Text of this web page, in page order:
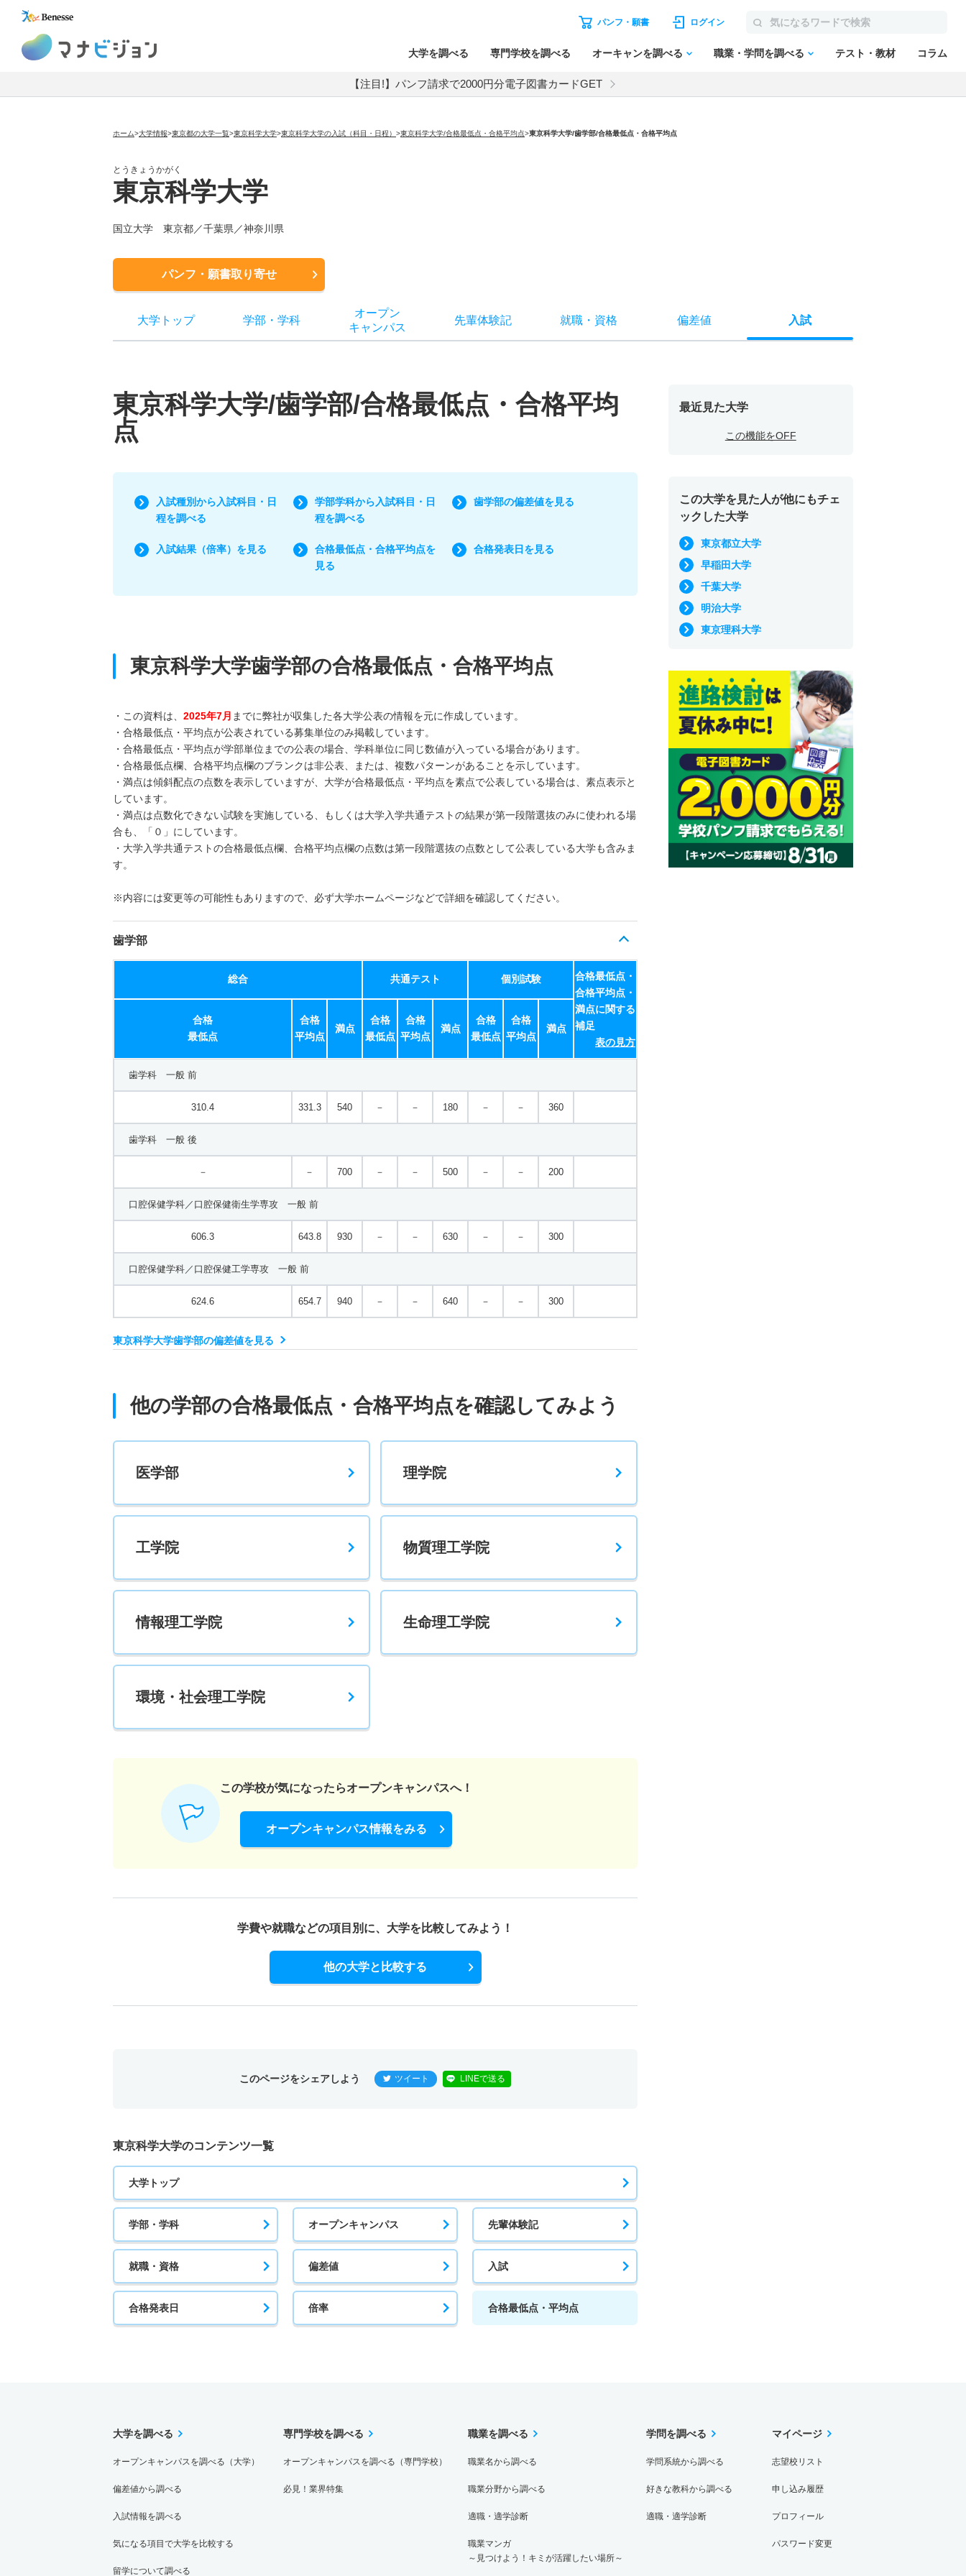
パンフ・願書 ログイン
大学を調べる 専門学校を調べる オーキャンを調べる 職業・学問を調べる テスト・教材 コラム
【注目!】パンフ請求で2000円分電子図書カードGET
ホーム>大学情報>東京都の大学一覧>東京科学大学>東京科学大学の入試（科目・日程） >東京科学大学/合格最低点・合格平均点>東京科学大学/歯学部/合格最低点・合格平均点
とうきょうかがく
東京科学大学
国立大学 東京都／千葉県／神奈川県
パンフ・願書取り寄せ
大学トップ 学部 ・ 学科
オープン
キャンパス
先輩体験記 就職・ 資格 偏差値 入試
東京科学大学/歯学部/合格最低点・合格平均
点
入試種別から入試科目・日
程を調べる
学部学科から入試科目・日
程を調べる
歯学部の偏差値を見る
入試結果（倍率）を見る
合格最低点・合格平均点を
見る
合格発表日を見る
東京科学大学歯学部の合格最低点・合格平均点
・この資料は、 2025年7月 までに弊社が収集した各大学公表の情報を元に作成しています。
・合格最低点・平均点が公表されている募集単位のみ掲載しています。
・合格最低点・平均点が学部単位までの公表の場合、学科単位に同じ数値が入っている場合があります。
・合格最低点欄、合格平均点欄のブランクは非公表、または、複数パターンがあることを示しています。
・満点は傾斜配点の点数を表示していますが、大学が合格最低点・平均点を素点で公表している場合は、素点表示と
しています。
・満点は点数化できない試験を実施している、もしくは大学入学共通テストの結果が第一段階選抜のみに使われる場
合も、「０」にしています。
・大学入学共通テストの合格最低点欄、合格平均点欄の点数は第一段階選抜の点数として公表している大学も含みま
す。
※内容には変更等の可能性もありますので、必ず大学ホームページなどで詳細を確認してください。
歯学部
総合 共通テスト 個別試験
合格最低点・
合格平均点・
満点に関する
補足
表の見方
合格
最低点
合格
平均点
満点
合格
最低点
合格
平均点
満点
合格
最低点
合格
平均点
満点
歯学科 一般 前
310.4 331.3 540 － － 180 － － 360
歯学科 一般 後
－ － 700 － － 500 － － 200
口腔保健学科／口腔保健衛生学専攻 一般 前
606.3 643.8 930 － － 630 － － 300
口腔保健学科／口腔保健工学専攻 一般 前
624.6 654.7 940 － － 640 － － 300
東京科学大学歯学部の偏差値を見る
他の学部の合格最低点・合格平均点を確認してみよう
医学部 理学院
工学院 物質理工学院
情報理工学院 生命理工学院
環境・社会理工学院
この学校が気になったらオープンキャンパスへ！
オープンキャンパス情報をみる
学費や就職などの項目別に、 大学を比較してみよう！
他の大学と比較する
このページをシェアしよう ツイート LINEで送る
東京科学大学のコンテンツ一覧
大学トップ
学部・学科 オープンキャンパス 先輩体験記
就職・資格 偏差値 入試
合格発表日 倍率 合格最低点・平均点
最近見た大学
この機能をOFF
この大学を見た人が他にもチェ
ックした大学
東京都立大学
早稲田大学
千葉大学
明治大学
東京理科大学
大学を調べる
オープンキャンパスを調べる（大学）
偏差値から調べる
入試情報を調べる
気になる項目で大学を比較する
留学について調べる
専門学校を調べる
オープンキャンパスを調べる（専門学校）
必見！業界特集
職業を調べる
職業名から調べる
職業分野から調べる
適職・適学診断
職業マンガ
～見つけよう！キミが活躍したい場所～
学問を調べる
学問系統から調べる
好きな教科から調べる
適職・適学診断
マイページ
志望校リスト
申し込み履歴
プロフィール
パスワード変更